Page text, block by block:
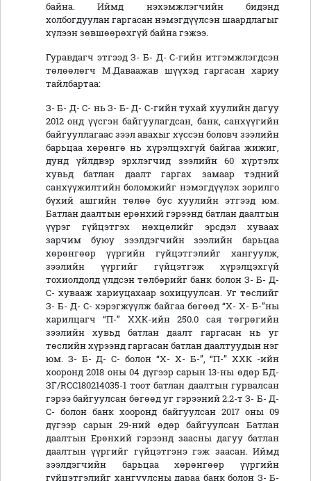
байна. Иймд нэхэмжлэгчийн бидэнд
холбогдуулан гаргасан нэмэгдүүлсэн шаардлагыг
хүлээн зөвшөөрөхгүй байна гэжээ.
Гуравдагч этгээд З- Б- Д- С-гийн итгэмжлэгдсэн
төлөөлөгч М.Даваажав шүүхэд гаргасан хариу
тайлбартаа:
З- Б- Д- С- нь З- Б- Д- С-гийн тухай хуулийн дагуу
2012 онд үүсгэн байгуулагдсан, банк, санхүүгийн
байгууллагаас зээл авахыг хүссэн боловч зээлийн
барьцаа хөрөнгө нь хүрэлцэхгүй байгаа жижиг,
дунд үйлдвэр эрхлэгчид зээлийн 60 хүртэлх
хувьд батлан даалт гаргах замаар тэдний
санхүүжилтийн боломжийг нэмэгдүүлэх зорилго
бүхий ашгийн төлөө бус хуулийн этгээд юм.
Батлан даалтын ерөнхий гэрээнд батлан даалтын
үүрэг гүйцэтгэх нөхцөлийг эрсдэл хуваах
зарчим буюу зээлдэгчийн зээлийн барьцаа
хөрөнгөөр үүргийн гүйцэтгэлийг хангуулж,
зээлийн үүргийг гүйцэтгэж хүрэлцэхгүй
тохиолдолд үлдсэн төлбөрийг банк болон З- Б- Д-
С- хувааж хариуцахаар зохицуулсан. Уг төслийг
З- Б- Д- С- хэрэгжүүлж байгаа бөгөөд “Х- Х- Б-”ны
харилцагч “П-” ХХК-ийн 250.0 сая төгрөгийн
зээлийн хувьд батлан даалт гаргасан нь уг
төслийн хүрээнд гаргасан батлан даалтуудын нэг
юм. З- Б- Д- С- болон “Х- Х- Б-”, “П-” ХХК -ийн
хооронд 2018 оны 04 дүгээр сарын 13-ны өдөр БД-
ЗГ/RCC180214035-1 тоот батлан даалтын гурвалсан
гэрээ байгуулсан бөгөөд уг гэрээний 2.2-т З- Б- Д-
С- болон банк хооронд байгуулсан 2017 оны 09
дүгээр сарын 29-ний өдөр байгуулсан Батлан
даалтын Ерөнхий гэрээнд заасны дагуу батлан
даалтын үүргийг гүйцэтгэнэ гэж заасан. Иймд
зээлдэгчийн барьцаа хөрөнгөөр үүргийн
гүйцэтгэлийг хангуулсны дараа банк болон З- Б-